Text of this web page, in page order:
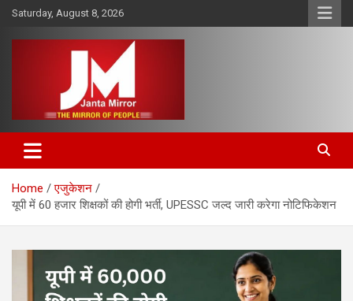
Skip
content
Saturday, August 8, 2026
Janta Mirror
Home
एजुकेशन
यूपी में 60 हजार शिक्षकों की होगी भर्ती, UPESSC जल्द जारी करेगा नोटिफिकेशन